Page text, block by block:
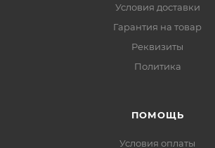
Условия доставки
Гарантия на товар
Реквизиты
Политика
ПОМОЩЬ
Условия оплаты